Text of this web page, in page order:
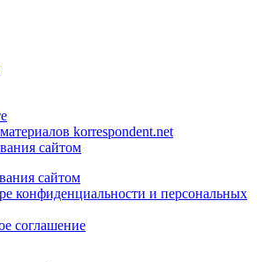
korrespondent.net
сайтом
сайтом
конфиденциальности и персональных
соглашение